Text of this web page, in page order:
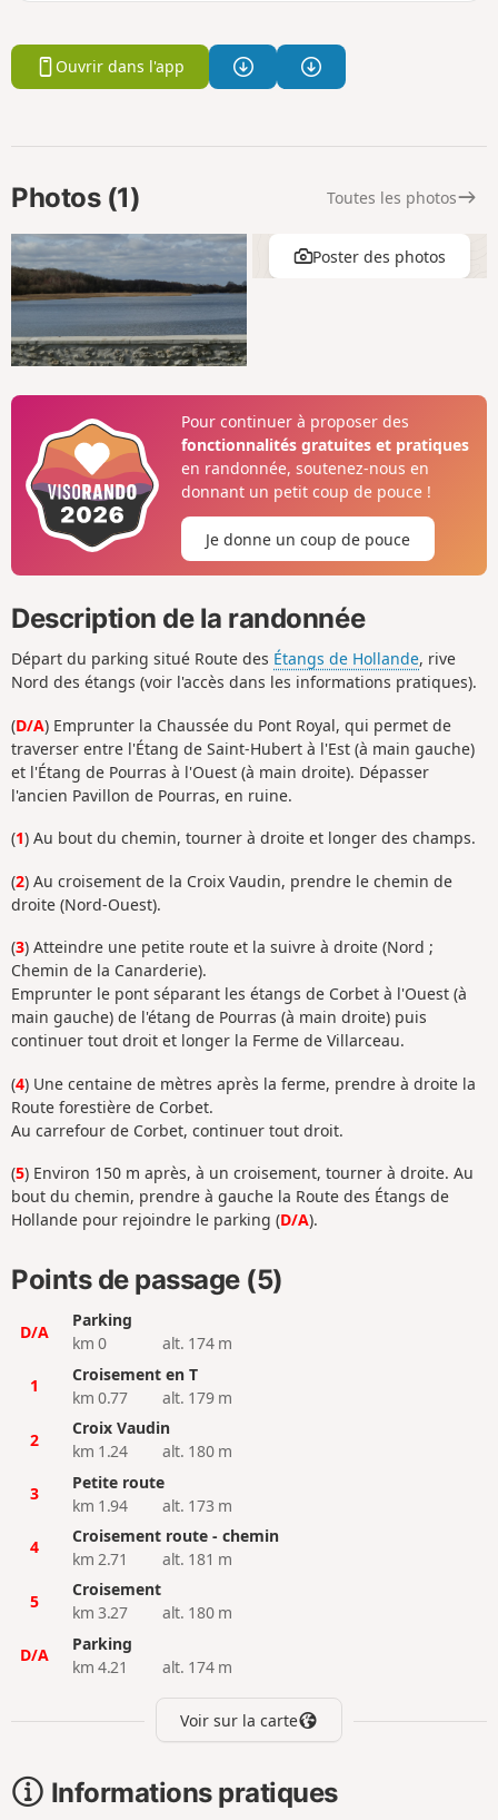
Ouvrir dans l'app
Photos (1) Toutes les photos
Poster des photos
Pour continuer à proposer des
fonctionnalités gratuites et pratiques
en randonnée, soutenez-nous en
donnant un petit coup de pouce !
Je donne un coup de pouce
Description de la randonnée
Départ du parking situé Route des Étangs de Hollande, rive
Nord des étangs (voir l'accès dans les informations pratiques).
(D/A) Emprunter la Chaussée du Pont Royal, qui permet de
traverser entre l'Étang de Saint-Hubert à l'Est (à main gauche)
et l'Étang de Pourras à l'Ouest (à main droite). Dépasser
l'ancien Pavillon de Pourras, en ruine.
(1) Au bout du chemin, tourner à droite et longer des champs.
(2) Au croisement de la Croix Vaudin, prendre le chemin de
droite (Nord-Ouest).
(3) Atteindre une petite route et la suivre à droite (Nord ;
Chemin de la Canarderie).
Emprunter le pont séparant les étangs de Corbet à l'Ouest (à
main gauche) de l'étang de Pourras (à main droite) puis
continuer tout droit et longer la Ferme de Villarceau.
(4) Une centaine de mètres après la ferme, prendre à droite la
Route forestière de Corbet.
Au carrefour de Corbet, continuer tout droit.
(5) Environ 150 m après, à un croisement, tourner à droite. Au
bout du chemin, prendre à gauche la Route des Étangs de
Hollande pour rejoindre le parking (D/A).
Points de passage (5)
D/A
Parking
km 0
alt. 174 m
1
Croisement en T
km 0.77
alt. 179 m
2
Croix Vaudin
km 1.24
alt. 180 m
3
Petite route
km 1.94
alt. 173 m
4
Croisement route - chemin
km 2.71
alt. 181 m
5
Croisement
km 3.27
alt. 180 m
D/A
Parking
km 4.21
alt. 174 m
Voir sur la carte
Informations pratiques